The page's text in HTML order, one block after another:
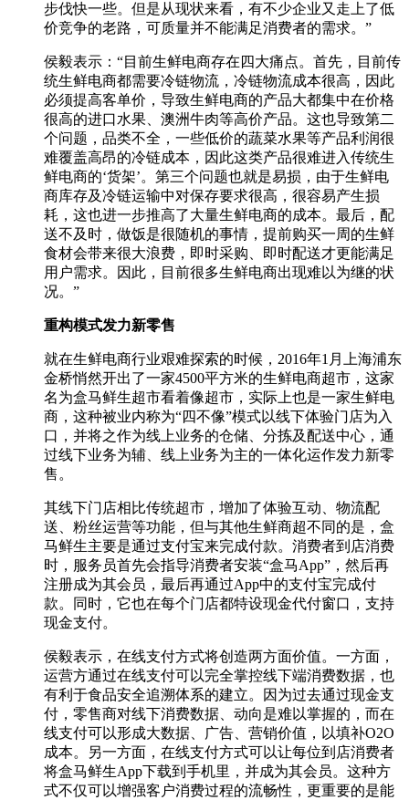
步伐快一些。但是从现状来看，有不少企业又走上了低
价竞争的老路，可质量并不能满足消费者的需求。”
侯毅表示：“目前生鲜电商存在四大痛点。首先，目前传
统生鲜电商都需要冷链物流，冷链物流成本很高，因此
必须提高客单价，导致生鲜电商的产品大都集中在价格
很高的进口水果、澳洲牛肉等高价产品。这也导致第二
个问题，品类不全，一些低价的蔬菜水果等产品利润很
难覆盖高昂的冷链成本，因此这类产品很难进入传统生
鲜电商的‘货架’。第三个问题也就是易损，由于生鲜电
商库存及冷链运输中对保存要求很高，很容易产生损
耗，这也进一步推高了大量生鲜电商的成本。最后，配
送不及时，做饭是很随机的事情，提前购买一周的生鲜
食材会带来很大浪费，即时采购、即时配送才更能满足
用户需求。因此，目前很多生鲜电商出现难以为继的状
况。”
重构模式发力新零售
就在生鲜电商行业艰难探索的时候，2016年1月上海浦东
金桥悄然开出了一家4500平方米的生鲜电商超市，这家
名为盒马鲜生超市看着像超市，实际上也是一家生鲜电
商，这种被业内称为“四不像”模式以线下体验门店为入
口，并将之作为线上业务的仓储、分拣及配送中心，通
过线下业务为辅、线上业务为主的一体化运作发力新零
售。
其线下门店相比传统超市，增加了体验互动、物流配
送、粉丝运营等功能，但与其他生鲜商超不同的是，盒
马鲜生主要是通过支付宝来完成付款。消费者到店消费
时，服务员首先会指导消费者安装“盒马App”，然后再
注册成为其会员，最后再通过App中的支付宝完成付
款。同时，它也在每个门店都特设现金代付窗口，支持
现金支付。
侯毅表示，在线支付方式将创造两方面价值。一方面，
运营方通过在线支付可以完全掌控线下端消费数据，也
有利于食品安全追溯体系的建立。因为过去通过现金支
付，零售商对线下消费数据、动向是难以掌握的，而在
线支付可以形成大数据、广告、营销价值，以填补O2O
成本。另一方面，在线支付方式可以让每位到店消费者
将盒马鲜生App下载到手机里，并成为其会员。这种方
式不仅可以增强客户消费过程的流畅性，更重要的是能